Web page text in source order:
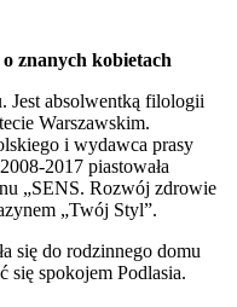
znanych kobietach
Jest absolwentką filologii
Warszawskim.
i wydawca prasy
2017 piastowała
„SENS. Rozwój zdrowie
„Twój Styl”.
się do rodzinnego domu
się spokojem Podlasia.